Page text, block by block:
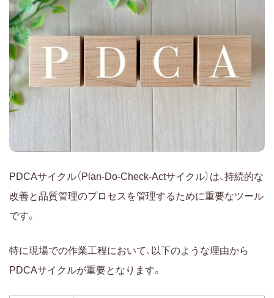
PDCAサイクル（Plan-Do-Check-Actサイクル）は、持続的な
改善と品質管理のプロセスを管理するために重要なツール
です。
特に現場での作業工程において、以下のような理由から
PDCAサイクルが重要となります。